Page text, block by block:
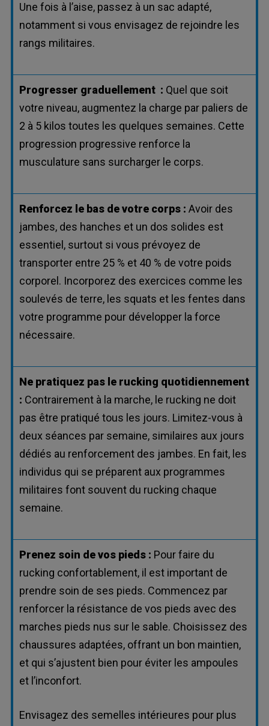
Une fois à l’aise, passez à un sac adapté,
notamment si vous envisagez de rejoindre les
rangs militaires.
Progresser graduellement : Quel que soit
votre niveau, augmentez la charge par paliers de
2 à 5 kilos toutes les quelques semaines. Cette
progression progressive renforce la
musculature sans surcharger le corps.
Renforcez le bas de votre corps : Avoir des
jambes, des hanches et un dos solides est
essentiel, surtout si vous prévoyez de
transporter entre 25 % et 40 % de votre poids
corporel. Incorporez des exercices comme les
soulevés de terre, les squats et les fentes dans
votre programme pour développer la force
nécessaire.
Ne pratiquez pas le rucking quotidiennement
: Contrairement à la marche, le rucking ne doit
pas être pratiqué tous les jours. Limitez-vous à
deux séances par semaine, similaires aux jours
dédiés au renforcement des jambes. En fait, les
individus qui se préparent aux programmes
militaires font souvent du rucking chaque
semaine.
Prenez soin de vos pieds : Pour faire du
rucking confortablement, il est important de
prendre soin de ses pieds. Commencez par
renforcer la résistance de vos pieds avec des
marches pieds nus sur le sable. Choisissez des
chaussures adaptées, offrant un bon maintien,
et qui s’ajustent bien pour éviter les ampoules
et l’inconfort.
Envisagez des semelles intérieures pour plus